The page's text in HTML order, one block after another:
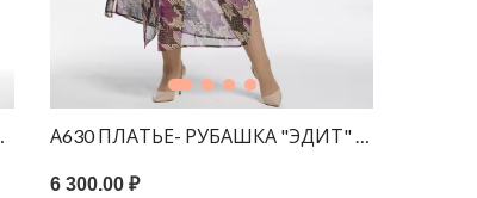
ЗЕЛЕНЫЙ ЛЕОПАРД
А630 ПЛАТЬЕ- РУБАШКА "ЭДИТ" ШИФОН
6 300.00 ₽